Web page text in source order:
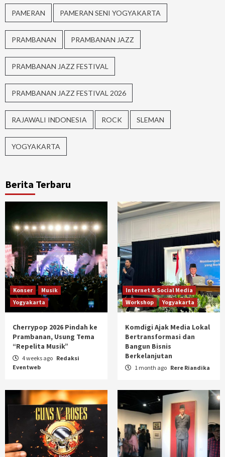
PAMERAN PAMERAN SENI YOGYAKARTA
PRAMBANAN PRAMBANAN JAZZ
PRAMBANAN JAZZ FESTIVAL
PRAMBANAN JAZZ FESTIVAL 2026
RAJAWALI INDONESIA ROCK SLEMAN
YOGYAKARTA
Berita Terbaru
Konser
Musik
Yogyakarta
Cherrypop 2026 Pindah ke
Prambanan, Usung Tema
“Repelita Musik”
4 weeks ago Redaksi
Eventweb
Internet & Social Media
Workshop
Yogyakarta
Komdigi Ajak Media Lokal
Bertransformasi dan
Bangun Bisnis
Berkelanjutan
1 month ago Rere Riandika